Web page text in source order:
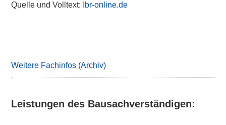
Quelle und Volltext: Ibr-online.de
Weitere Fachinfos (Archiv)
Leistungen des Bausachverständigen: